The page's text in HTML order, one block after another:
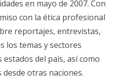
en mayo de 2007. Con
con la ética profesional
reportajes, entrevistas,
los temas y sectores
del país, así como
otras naciones.